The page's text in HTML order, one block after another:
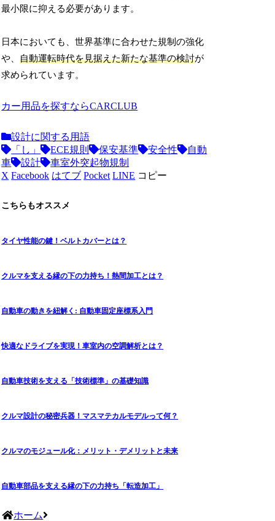
最小限に抑える必要があります。
日本においても、世界基準に合わせた規制の強化
や、自動運転時代を見据えた新たな基準の検討が
求められています。
カー用品を探すならCARCLUB
設計に関する用語
「し」
ECE規則 保安基準 安全性
自動
車
設計
車室外突起物規制
X Facebook はてブ Pocket LINE コピー
こちらもオススメ
タイヤ性能の鍵！ベルトカバーとは？
クルマを支える縁の下の力持ち！熱間加工とは？
自動車の動きを紐解く: 自動車固定座標系入門
快適なドライブを実現！車室内の空調解析とは？
自動車技術を支える「技術標準」の基礎知識
クルマ設計の秘密兵器！マスマテカルモデルって何？
クルマのモジュール化：メリット・デメリットと未来
自動車部品を支える縁の下の力持ち「転造加工」
ホーム